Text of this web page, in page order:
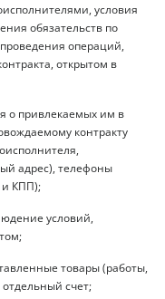
условия
обязательств по
операций,
открытом в
о привлекаемых им в
контракту
адрес), телефоны
и КПП);
условий,
товары (работы,
счет;